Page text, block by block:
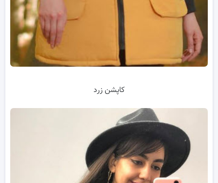
کاپشن زرد